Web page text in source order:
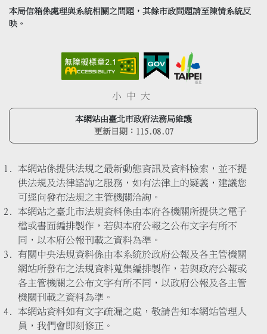
本局信箱係處理與系統相關之問題，其餘市政問題請至陳情系統反
映。
小 中 大
本網站由臺北市政府法務局維護
更新日期： 115.08.07
本網站係提供法規之最新動態資訊及資料檢索，並不提
供法規及法律諮詢之服務，如有法律上的疑義，建議您
可逕向發布法規之主管機關洽詢。
本網站之臺北市法規資料係由本府各機關所提供之電子
檔或書面編排製作，若與本府公報之公布文字有所不
同，以本府公報刊載之資料為準。
有關中央法規資料係由本系統於政府公報及各主管機關
網站所發布之法規資料蒐集編排製作，若與政府公報或
各主管機關之公布文字有所不同，以政府公報及各主管
機關刊載之資料為準。
本網站資料如有文字疏漏之處，敬請告知本網站管理人
員，我們會即刻修正。